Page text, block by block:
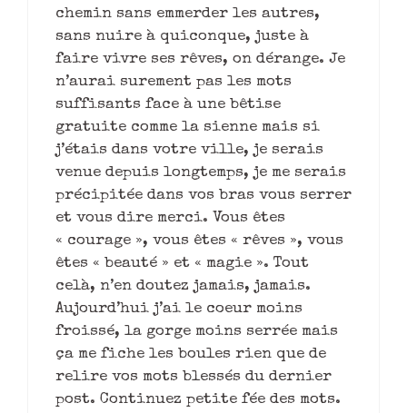
chemin sans emmerder les autres,
sans nuire à quiconque, juste à
faire vivre ses rêves, on dérange. Je
n’aurai surement pas les mots
suffisants face à une bêtise
gratuite comme la sienne mais si
j’étais dans votre ville, je serais
venue depuis longtemps, je me serais
précipitée dans vos bras vous serrer
et vous dire merci. Vous êtes
« courage », vous êtes « rêves », vous
êtes « beauté » et « magie ». Tout
celà, n’en doutez jamais, jamais.
Aujourd’hui j’ai le coeur moins
froissé, la gorge moins serrée mais
ça me fiche les boules rien que de
relire vos mots blessés du dernier
post. Continuez petite fée des mots.